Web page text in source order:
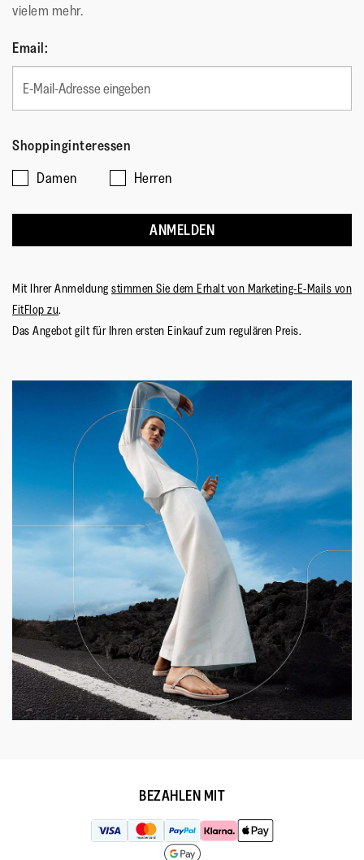
vielem mehr.
Email:
Shoppinginteressen
Damen
Herren
ANMELDEN
Mit Ihrer Anmeldung stimmen Sie dem Erhalt von Marketing-E-Mails von
FitFlop zu.
Das Angebot gilt für Ihren ersten Einkauf zum regulären Preis.
BEZAHLEN MIT